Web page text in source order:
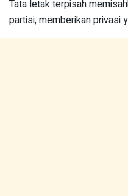
Tata letak terpisah
partisi, memberikan privasi